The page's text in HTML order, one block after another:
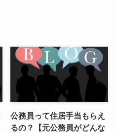
公務員って住居手当もらえ
るの？【元公務員がどんな